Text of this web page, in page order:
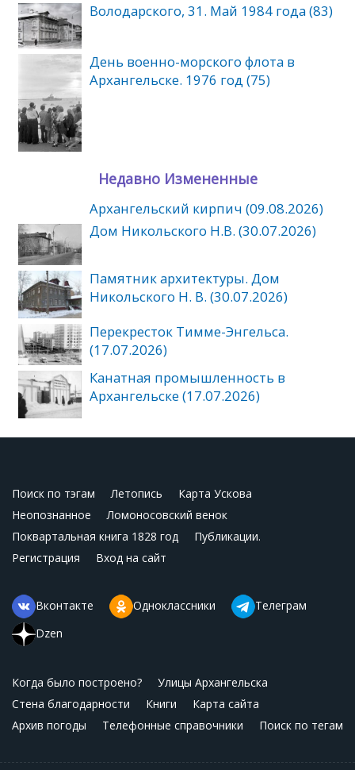
Володарского, 31. Май 1984 года (83)
День военно-морского флота в
Архангельске. 1976 год (75)
Недавно Измененные
Архангельский кирпич (09.08.2026)
Дом Никольского Н.В. (30.07.2026)
Памятник архитектуры. Дом
Никольского Н. В. (30.07.2026)
Перекресток Тимме-Энгельса.
(17.07.2026)
Канатная промышленность в
Архангельске (17.07.2026)
Поиск по тэгам Летопись
Карта Ускова
Неопознанное
Ломоносовский венок
Поквартальная книга 1828 год
Публикации.
Регистрация
Вход на сайт
Вконтакте Одноклассники
Телеграм
Dzen
Когда было построено?
Улицы Архангельска
Стена благодарности
Книги
Карта сайта
Архив погоды
Телефонные справочники Поиск по тегам